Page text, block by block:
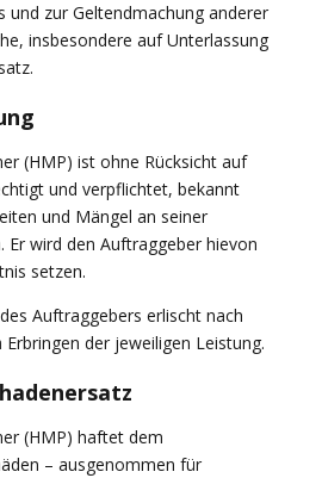
und zur Geltendmachung anderer
insbesondere auf Unterlassung
(HMP) ist ohne Rücksicht auf
und verpflichtet, bekannt
und Mängel an seiner
Er wird den Auftraggeber hievon
setzen.
Auftraggebers erlischt nach
der jeweiligen Leistung.
(HMP) haftet dem
– ausgenommen für